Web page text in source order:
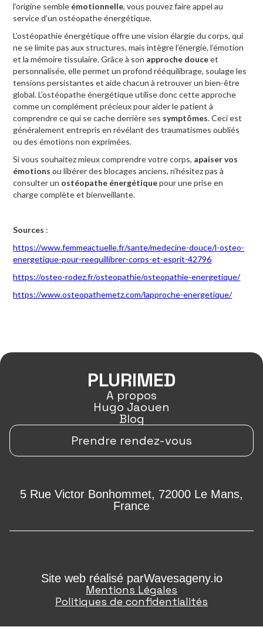
l’origine semble émotionnelle, vous pouvez faire appel au
service d’un ostéopathe énergétique.
L’ostéopathie énergétique offre une vision élargie du corps, qui
ne se limite pas aux structures, mais intègre l’énergie, l’émotion
et la mémoire tissulaire. Grâce à son approche douceet
personnalisée, elle permet un profond rééquilibrage, soulage les
tensions persistantes et aide chacun à retrouver un bien-être
global. L’ostéopathe énergétique utilise donc cette approche
comme un complément précieux pour aider le patient à
comprendre ce qui se cache derrière ses symptômes. Ceci est
généralement entrepris en révélant des traumatismes oubliés
ou des émotions non exprimées.
Si vous souhaitez mieux comprendre votre corps, apaiser vos
émotions ou libérer des blocages anciens, n’hésitez pas à
consulter un ostéopathe énergétiquepour une prise en
charge complète et bienveillante.
Sources :
https://www.femmeactuelle.fr/sante/medecine-douce/l-osteo-
energetique-pour-reequillibrer-corps-et-esprit-42796
https://osteo-rodez.fr/osteopathie/osteopathie-energetique/
https://www.osteopathemetz.com/lapproche-energetique/
PLURIMED
A propos
Hugo Jaouen
Blog
Prendre rendez-vous
5 Rue Victor Bonhommet, 72000 Le Mans,
France
Site web réalisé parWavesageny.io
Mentions Légales
Politiques de confidentialités